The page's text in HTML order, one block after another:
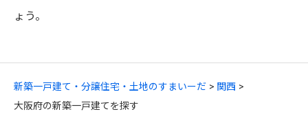
新築一戸建て・分譲住宅・土地のすまいーだ
関西
大阪府の新築一戸建てを探す
ょう。